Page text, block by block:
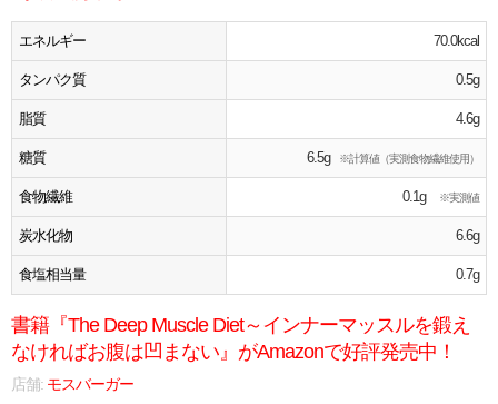
エネルギー 70.0kcal
タンパク質 0.5g
脂質 4.6g
糖質 6.5g ※計算値（実測食物繊維使用）
食物繊維 0.1g ※実測値
炭水化物 6.6g
食塩相当量 0.7g
書籍『The Deep Muscle Diet～インナーマッスルを鍛え
なければお腹は凹まない』がAmazonで好評発売中！
店舗: モスバーガー